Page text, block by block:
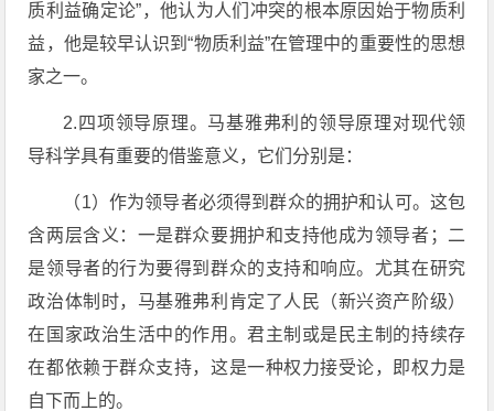
质利益确定论”，他认为人们冲突的根本原因始于物质利
益，他是较早认识到“物质利益”在管理中的重要性的思想
家之一。
2.四项领导原理。马基雅弗利的领导原理对现代领
导科学具有重要的借鉴意义，它们分别是：
（1）作为领导者必须得到群众的拥护和认可。这包
含两层含义：一是群众要拥护和支持他成为领导者；二
是领导者的行为要得到群众的支持和响应。尤其在研究
政治体制时，马基雅弗利肯定了人民（新兴资产阶级）
在国家政治生活中的作用。君主制或是民主制的持续存
在都依赖于群众支持，这是一种权力接受论，即权力是
自下而上的。